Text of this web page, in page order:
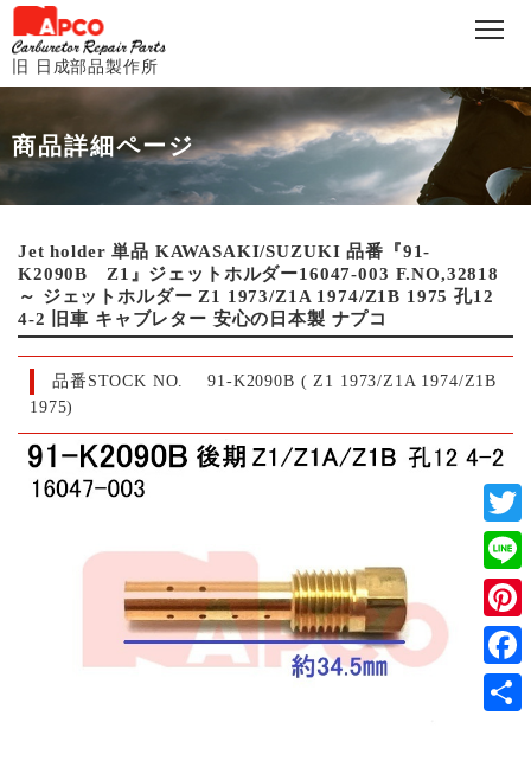
旧 日成部品製作所
商品詳細ページ
Jet holder 単品 KAWASAKI/SUZUKI 品番『91-
K2090B Z1』ジェットホルダー16047-003 F.NO,32818
～ ジェットホルダー Z1 1973/Z1A 1974/Z1B 1975 孔12
4-2 旧車 キャブレター 安心の日本製 ナプコ
品番STOCK NO.
91-K2090B ( Z1 1973/Z1A 1974/Z1B
1975)
Line